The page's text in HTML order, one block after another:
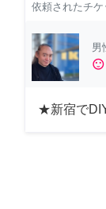
依頼されたチケ
男
sentiment_satisfied
★新宿で